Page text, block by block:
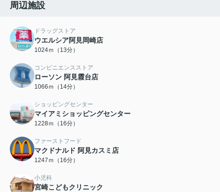
周辺施設
ドラッグストア
ウエルシア阿見岡崎店
1024ｍ（13分）
コンビニエンスストア
ローソン 阿見霞台店
1066ｍ（14分）
ショッピングセンター
マイアミショッピングセンター
1228ｍ（16分）
ファーストフード
マクドナルド 阿見カスミ店
1247ｍ（16分）
小児科
宮崎こどもクリニック